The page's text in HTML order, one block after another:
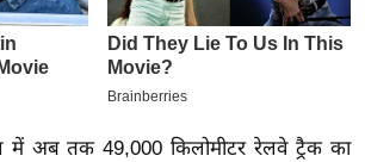
में अब तक 49,000 किलोमीटर रेलवे ट्रैक का